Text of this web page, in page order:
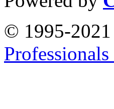
© 1995-2021